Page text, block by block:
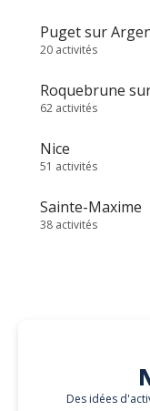
Puget sur
20 activités
62 activités
Nice
51 activités
Sainte-Maxime
38 activités
Des idées